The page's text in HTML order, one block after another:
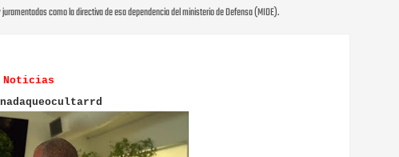
como la directiva de esa dependencia del ministerio de Defensa (MIDE).
Noticias